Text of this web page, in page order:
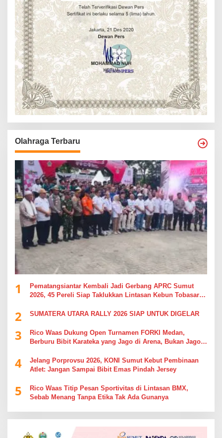
Olahraga Terbaru
1
Pematangsiantar Kembali Jadi Gerbang APRC Sumut
2026, 45 Pereli Siap Taklukkan Lintasan Kebun Tobasari
2 SUMATERA UTARA RALLY 2026 SIAP UNTUK DIGELAR
3
Rico Waas Dukung Open Turnamen FORKI Medan,
Berburu Bibit Karateka yang Jago di Arena, Bukan Jago
4
Jelang Porprovsu 2026, KONI Sumut Kebut Pembinaan
Atlet: Jangan Sampai Bibit Emas Pindah Jersey
5
Rico Waas Titip Pesan Sportivitas di Lintasan BMX,
Sebab Menang Tanpa Etika Tak Ada Gunanya